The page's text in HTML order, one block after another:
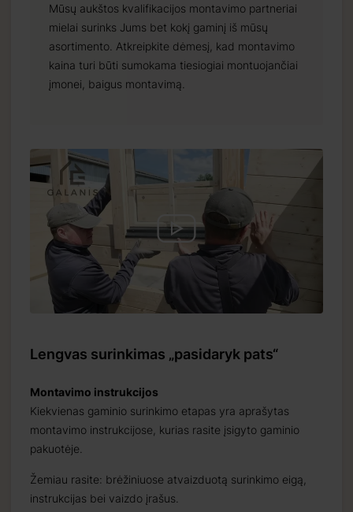
Mūsų aukštos kvalifikacijos montavimo partneriai
mielai surinks Jums bet kokį gaminį iš mūsų
asortimento. Atkreipkite dėmesį, kad montavimo
kaina turi būti sumokama tiesiogiai montuojančiai
įmonei, baigus montavimą.
Lengvas surinkimas „pasidaryk pats“
Montavimo instrukcijos
Kiekvienas gaminio surinkimo etapas yra aprašytas
montavimo instrukcijose, kurias rasite įsigyto gaminio
pakuotėje.
Žemiau rasite: brėžiniuose atvaizduotą surinkimo eigą,
instrukcijas bei vaizdo įrašus.